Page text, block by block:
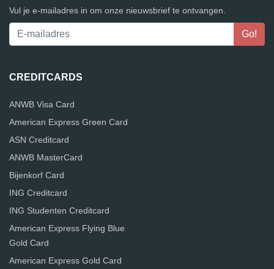
Vul je e-mailadres in om onze nieuwsbrief te ontvangen.
CREDITCARDS
ANWB Visa Card
American Express Green Card
ASN Creditcard
ANWB MasterCard
Bijenkorf Card
ING Creditcard
ING Studenten Creditcard
American Express Flying Blue
Gold Card
American Express Gold Card